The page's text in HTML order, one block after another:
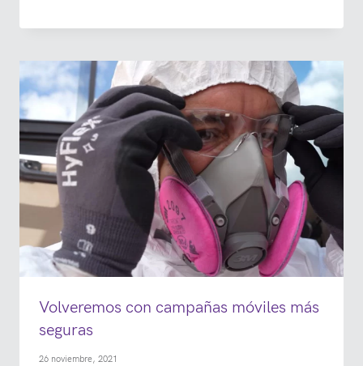
Volveremos con campañas móviles más
seguras
26 noviembre, 2021